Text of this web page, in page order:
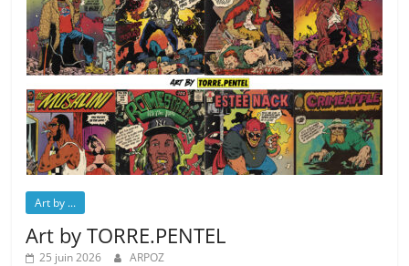
Art by ...
Art by TORRE.PENTEL
25 juin 2026 ARPOZ